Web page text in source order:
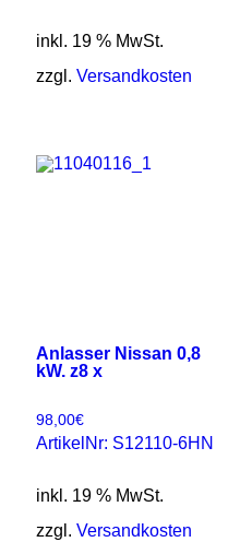
inkl. 19 % MwSt.
zzgl. Versandkosten
Anlasser Nissan 0,8
kW. z8 x
98,00€
ArtikelNr: S12110-6HN
inkl. 19 % MwSt.
zzgl. Versandkosten